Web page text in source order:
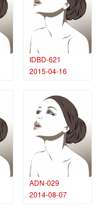
IDBD-621
2015-04-16
ADN-029
2014-08-07